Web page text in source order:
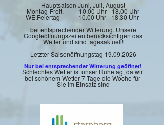
Hauptsaison Juni, Juli, August
Montag-Freit. 10.00 Uhr - 18.00 Uhr
WE,Feiertag 10.00 Uhr - 18.30 Uhr
bei entsprechender Witterung. Unsere
Googleöffnungszeiten berücksichtigen das
Wetter und sind tagesaktuell!
Letzter Saisonöffnungstag 19.09.2026
Nur bei entsprechender Witterung geöffnet!
Schlechtes Wetter ist unser Ruhetag, da wir
bei schönem Wetter 7 Tage die Woche für
Sie im Einsatz sind